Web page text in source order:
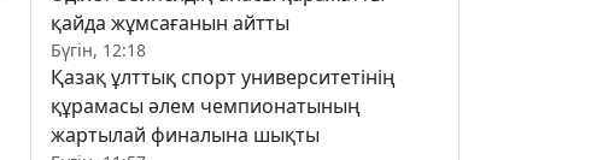
қайда жұмсағанын айтты
Бүгін, 12:18
Қазақ ұлттық спорт университетінің
құрамасы әлем чемпионатының
жартылай финалына шықты